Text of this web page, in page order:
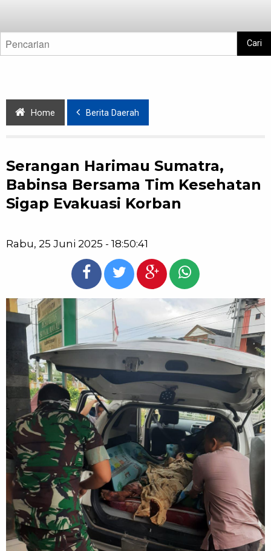
Cari
Home Berita Daerah
Serangan Harimau Sumatra,
Babinsa Bersama Tim Kesehatan
Sigap Evakuasi Korban
Rabu, 25 Juni 2025 - 18:50:41